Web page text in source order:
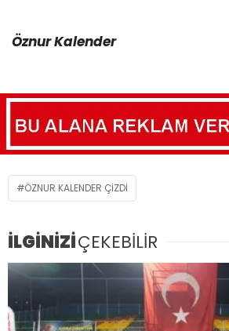
Öznur Kalender
ÖZNUR KALENDER ÇIZDI
İLGİNİZİÇEKEBİLİR